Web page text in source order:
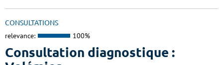
CONSULTATIONS
relevance: 100%
Consultation diagnostique :